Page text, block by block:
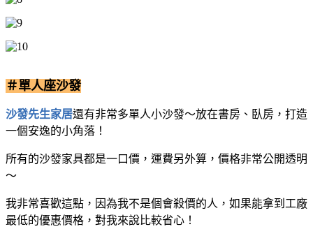
＃單人座沙發
沙發先生家居還有非常多單人小沙發～放在書房、臥房，打造
一個安逸的小角落！
所有的沙發家具都是一口價，運費另外算，價格非常公開透明
～
我非常喜歡這點，因為我不是個會殺價的人，如果能拿到工廠
最低的優惠價格，對我來說比較省心！